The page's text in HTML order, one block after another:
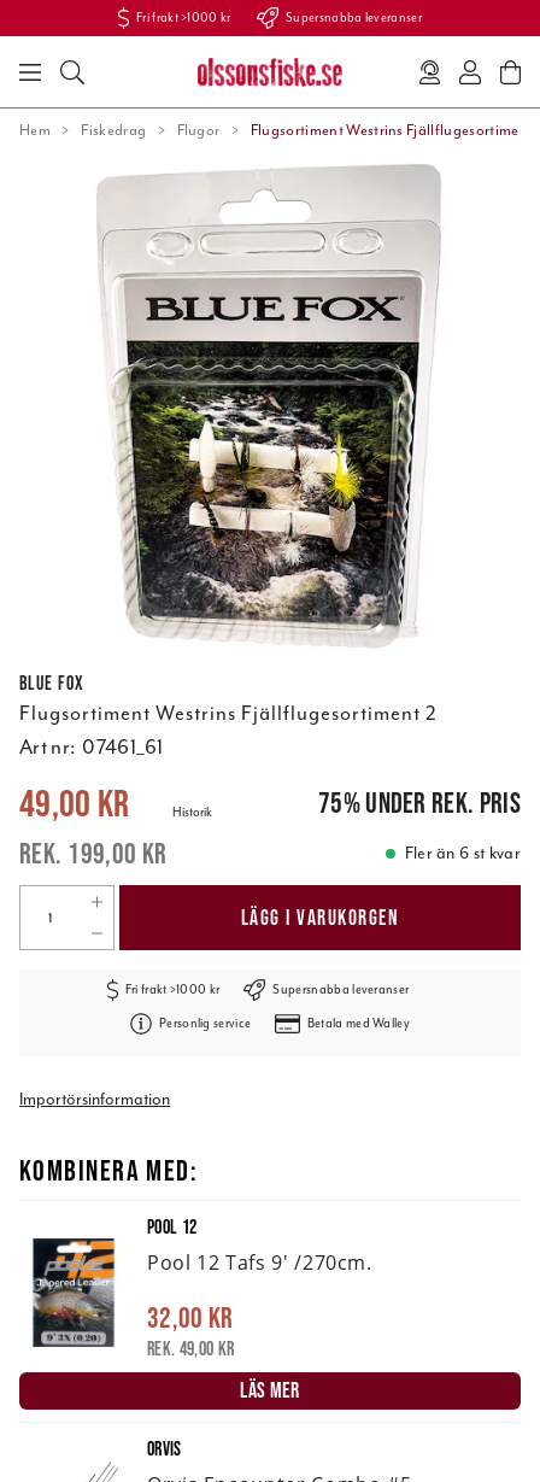
Fri frakt >1000 kr Supersnabba leveranser
Hem Fiskedrag Flugor Flugsortiment Westrins Fjällflugesortiment
Blue Fox
Flugsortiment Westrins Fjällflugesortiment 2
Art nr: 07461_61
Nuvarande pris: 199,00 kr
49,00 kr
199,00 kr
Historik 75%under rek. pris
Fler än 6 st kvar
LÄGG I VARUKORGEN
Fri frakt >1000 kr Supersnabba leveranser
Personlig service Betala med Walley
Importörsinformation
KOMBINERA MED:
POOL 12
Pool 12 Tafs 9' /270cm.
32,00 kr
Rek. 49,00 kr
LÄS MER
ORVIS